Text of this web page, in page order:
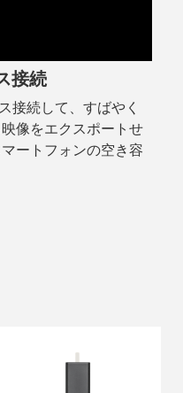
接続
接続して、すばやく
像をエクスポートせ
ートフォンの空き容